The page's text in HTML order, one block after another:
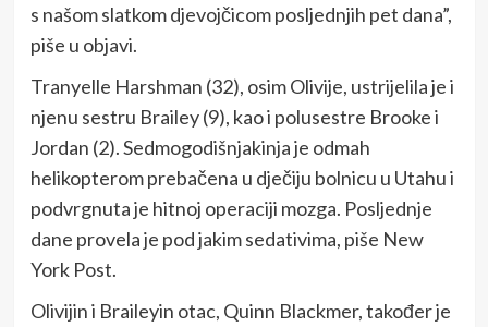
s našom slatkom djevojčicom posljednjih pet dana”,
piše u objavi.
Tranyelle Harshman (32), osim Olivije, ustrijelila je i
njenu sestru Brailey (9), kao i polusestre Brooke i
Jordan (2). Sedmogodišnjakinja je odmah
helikopterom prebačena u dječiju bolnicu u Utahu i
podvrgnuta je hitnoj operaciji mozga. Posljednje
dane provela je pod jakim sedativima, piše New
York Post.
Olivijin i Braileyin otac, Quinn Blackmer, također je